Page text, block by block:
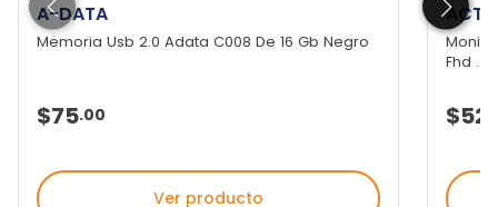
A-DATA
Memoria Usb 2.0 Adata C008 De 16 Gb Negro
$75.00
Ver producto
Fhd ...